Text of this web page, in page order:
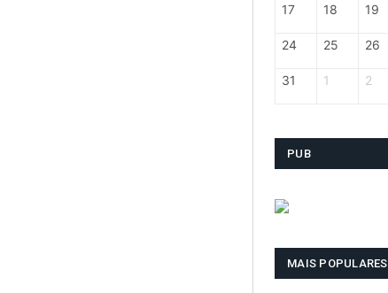
17 18 19
24 25 26
31 1 2
PUB
MAIS POPULARES